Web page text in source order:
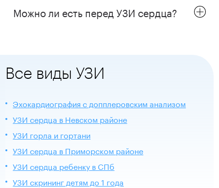
Можно ли есть перед УЗИ сердца?
Все виды УЗИ
Эхокардиография с допплеровским анализом
УЗИ сердца в Невском районе
УЗИ горла и гортани
УЗИ сердца в Приморском районе
УЗИ сердца ребенку в СПб
УЗИ скрининг детям до 1 года